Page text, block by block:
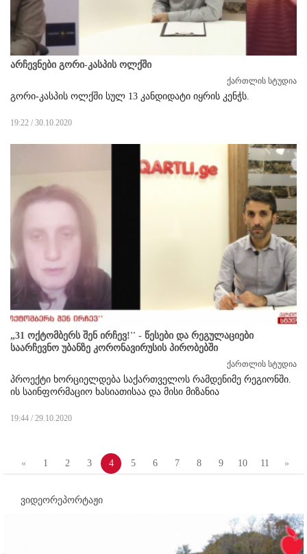
არჩევნები გორი-კასპის ოლქში
ქართლის სტუდია
გორი-კასპის ოლქში სულ 13 კანდიდატი იყრის კენჭს.
19:22 / 30.10.2020
„31 ოქტომბერს შენ ირჩევ!'' - წესები და რეგულაციები
საარჩევნო უბანზე კორონავირუსის პირობებში
ქართლის სტუდია
პროექტი ხორციელდება საქართველოს რამდენიმე რეგიონში.
ის საინფორმაციო ხასიათისაა და მისი მიზანია
19:44 / 29.10.2020
« 1 2 3 4 5 6 7 8 9 10 11 »
ვიდეორეპორტაჟი